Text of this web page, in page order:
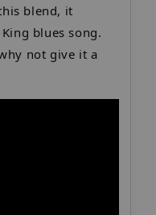
blend, it
blues song.
not give it a